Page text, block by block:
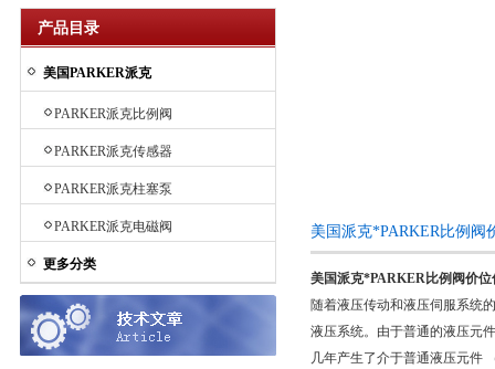
产品目录
美国PARKER派克
PARKER派克比例阀
PARKER派克传感器
PARKER派克柱塞泵
PARKER派克电磁阀
更多分类
美国派克*PARKER比例阀
美国派克*PARKER比例阀价位
随着液压传动和液压伺服系统
液压系统。由于普通的液压元
几年产生了介于普通液压元件